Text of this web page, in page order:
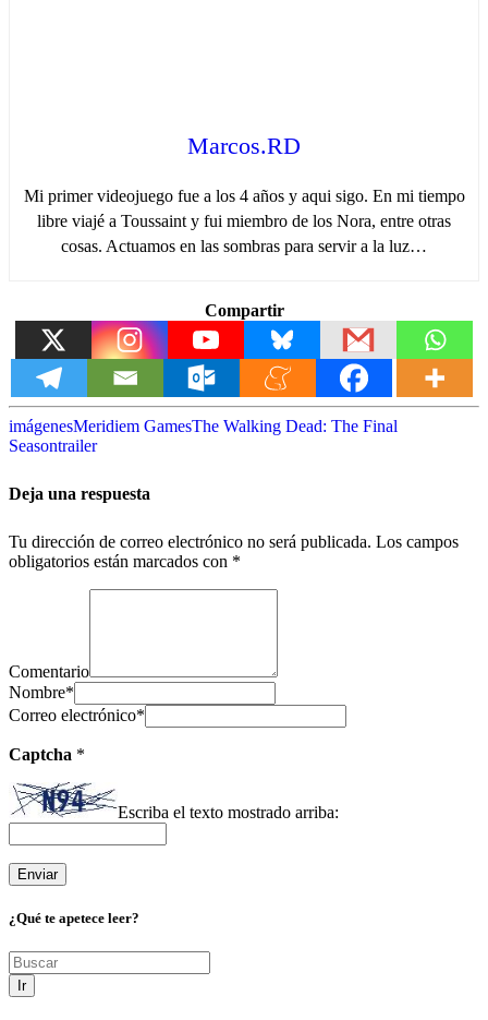
Marcos.RD
Mi primer videojuego fue a los 4 años y aqui sigo. En mi tiempo
libre viajé a Toussaint y fui miembro de los Nora, entre otras
cosas. Actuamos en las sombras para servir a la luz…
Compartir
imágenesMeridiem GamesThe Walking Dead: The Final
Seasontrailer
Deja una respuesta
Tu dirección de correo electrónico no será publicada. Los campos
obligatorios están marcados con *
Comentario
Nombre*
Correo electrónico*
Captcha *
Escriba el texto mostrado arriba:
¿Qué te apetece leer?
Ir